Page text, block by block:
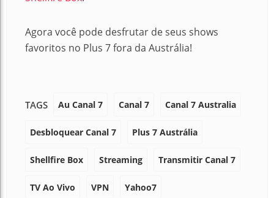
Agora você pode desfrutar de seus shows
favoritos no Plus 7 fora da Austrália!
TAGS Au Canal 7 Canal 7 Canal 7 Australia
Desbloquear Canal 7 Plus 7 Austrália
Shellfire Box Streaming Transmitir Canal 7
TV Ao Vivo VPN Yahoo7